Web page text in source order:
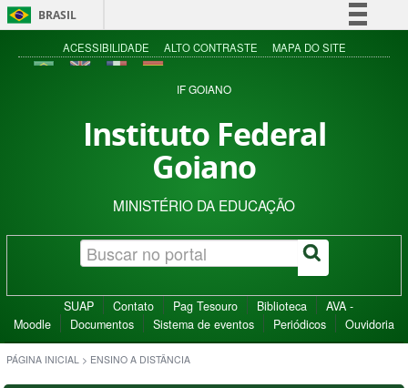
BRASIL
Simplifique!
Acesso à informação
ACESSIBILIDADE ALTO CONTRASTE MAPA DO SITE
IF GOIANO
Instituto Federal
Goiano
MINISTÉRIO DA EDUCAÇÃO
SUAP Contato Pag Tesouro Biblioteca
AVA -
Moodle
Documentos Sistema de eventos Periódicos Ouvidoria
PÁGINA INICIAL > ENSINO A DISTÂNCIA